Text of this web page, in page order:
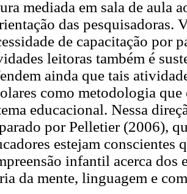
mediada em sala de aula
das pesquisadoras.
de capacitação por
leitoras também é
ainda que tais
como metodologia
educacional. Nessa
por Pelletier (2006),
estejam conscientes
infantil acerca dos
da mente, linguagem e